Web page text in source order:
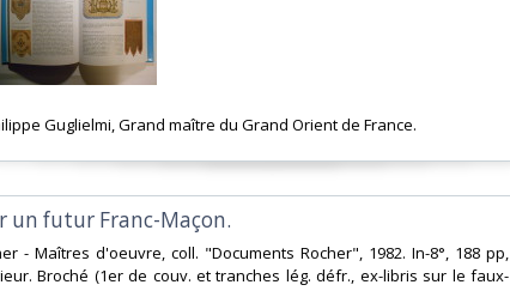
Guglielmi, Grand maître du Grand Orient de France.
un futur Franc-Maçon.‎
- Maîtres d'oeuvre, coll. "Documents Rocher", 1982. In-8°, 188 pp,
Broché (1er de couv. et tranches lég. défr., ex-libris sur le faux-